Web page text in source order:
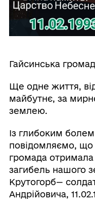
Гайсинська
Ще одне життя,
майбутнє, за
землею.
Із глибоким
повідомляємо, що
громада
загибель нашого
Крутогорб—
Андрійовича,